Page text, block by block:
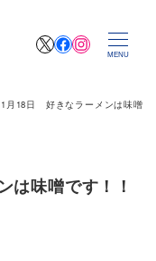
XFacebook
MENU
1月18日 好きなラーメンは味噌
味噌です！！